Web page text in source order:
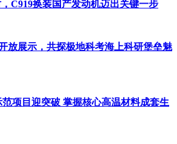
C919换装国产发动机迈出关键一步
放展示，共探极地科考海上科研堡垒魅
项目迎突破 掌握核心高温材料成套生